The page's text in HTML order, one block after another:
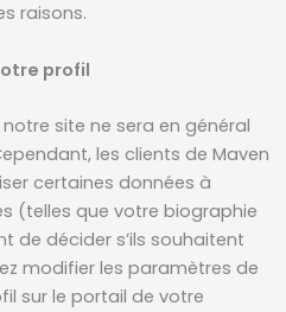
raisons.
profil
site ne sera en général
les clients de Maven
certaines données à
(telles que votre biographie
de décider s’ils souhaitent
modifier les paramètres de
sur le portail de votre